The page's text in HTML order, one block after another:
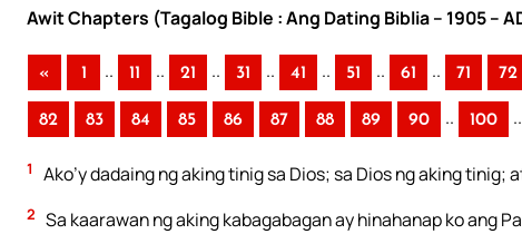
Awit Chapters (Tagalog Bible : Ang Dating Biblia – 1905 –
« 1 .. 11 .. 21 .. 31 .. 41 .. 51 .. 61 .. 71 72
82 83 84 85 86 87 88 89 90 .. 100 ..
1 Ako’y dadaing ng aking tinig sa Dios; sa Dios ng aking tinig;
2 Sa kaarawan ng aking kabagabagan ay hinahanap ko ang